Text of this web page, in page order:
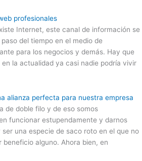
profesionales
Internet, este canal de información se
del tiempo en el medio de
para los negocios y demás. Hay que
la actualidad ya casi nadie podría vivir
alianza perfecta para nuestra empresa
de doble filo y de eso somos
funcionar estupendamente y darnos
una especie de saco roto en el que no
alguno. Ahora bien, en